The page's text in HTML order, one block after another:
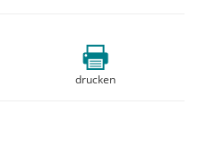
drucken